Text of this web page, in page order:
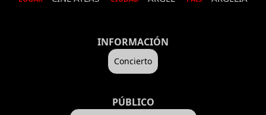
INFORMACIÓN
Concierto
PÚBLICO